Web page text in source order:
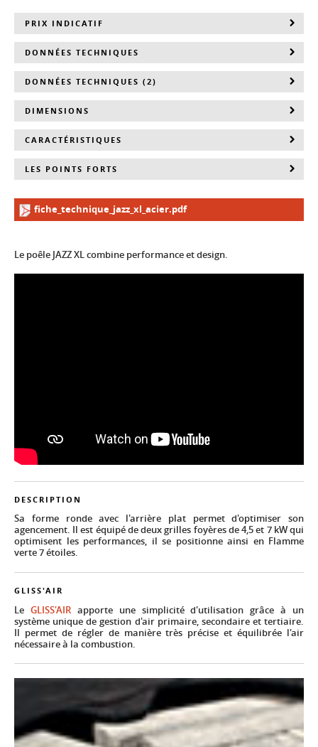
Le poêle JAZZ XL combine performance et design.
DESCRIPTION
Sa forme ronde avec l'arrière plat permet d'optimiser son
agencement. Il est équipé de deux grilles foyères de 4,5 et 7 kW qui
optimisent les performances, il se positionne ainsi en Flamme
verte 7 étoiles.
GLISS'AIR
Le GLISS'AIRapporte une simplicité d'utilisation grâce à un
système unique de gestion d'air primaire, secondaire et tertiaire.
Il permet de régler de manière très précise et équilibrée l'air
nécessaire à la combustion.
PRIX INDICATIF
DONNÉES TECHNIQUES
DONNÉES TECHNIQUES (2)
DIMENSIONS
CARACTÉRISTIQUES
LES POINTS FORTS
fiche_technique_jazz_xl_acier.pdf